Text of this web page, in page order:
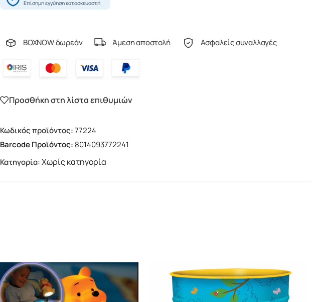
BOXNOW δωρεάν Άμεση αποστολή Ασφαλείς συναλλαγές
Προσθήκη στη λίστα επιθυμιών
Barcode Προϊόντος: 8014093772241
Κωδικός προϊόντος:77224
Κατηγορία:Χωρίς κατηγορία